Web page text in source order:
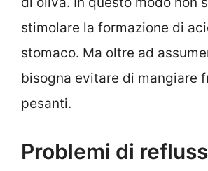
stimolare la formazione di
stomaco. Ma oltre ad
bisogna evitare di mangiare
pesanti.
Problemi di